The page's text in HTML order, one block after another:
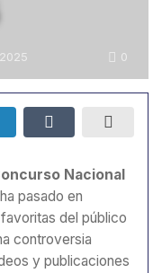
0
Nacional
pasado en
del público
controversia
y publicaciones